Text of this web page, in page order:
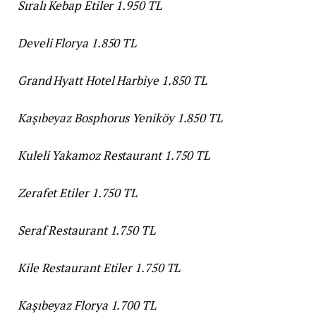
Sıralı Kebap Etiler 1.950 TL
Develi Florya 1.850 TL
Grand Hyatt Hotel Harbiye 1.850 TL
Kaşıbeyaz Bosphorus Yeniköy 1.850 TL
Kuleli Yakamoz Restaurant 1.750 TL
Zerafet Etiler 1.750 TL
Seraf Restaurant 1.750 TL
Kile Restaurant Etiler 1.750 TL
Kaşıbeyaz Florya 1.700 TL